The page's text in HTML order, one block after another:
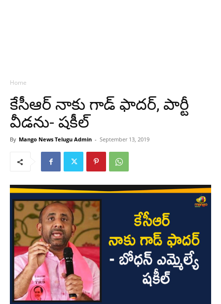
Home
కేసీఆర్ నాకు గాడ్ ఫాదర్, పార్టీ
వీడను- షకీల్
By Mango News Telugu Admin - September 13, 2019